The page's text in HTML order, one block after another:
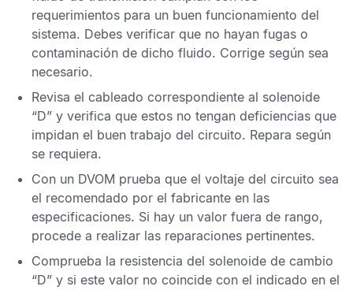
requerimientos para un buen funcionamiento del
sistema. Debes verificar que no hayan fugas o
contaminación de dicho fluido. Corrige según sea
necesario.
Revisa el cableado correspondiente al solenoide
“D” y verifica que estos no tengan deficiencias que
impidan el buen trabajo del circuito. Repara según
se requiera.
Con un DVOM prueba que el voltaje del circuito sea
el recomendado por el fabricante en las
especificaciones. Si hay un valor fuera de rango,
procede a realizar las reparaciones pertinentes.
Comprueba la resistencia del solenoide de cambio
“D” y si este valor no coincide con el indicado en el